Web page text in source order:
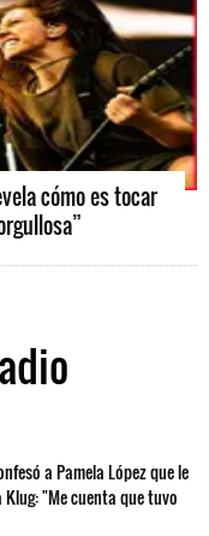
cómo es tocar
a Pamela López que le
"Me cuenta que tuvo